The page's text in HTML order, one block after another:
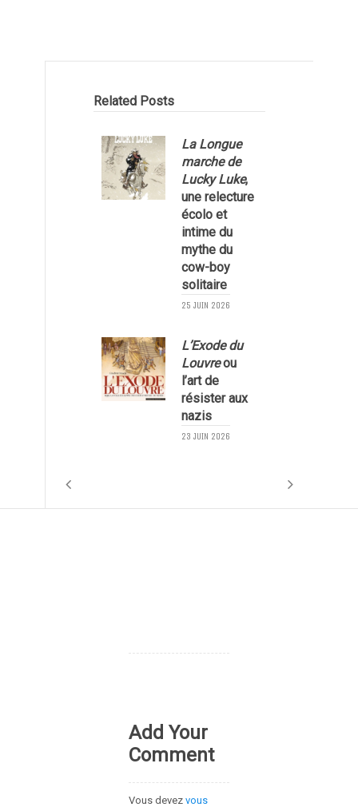
Related Posts
La Longue
marche de
Lucky Luke,
une relecture
écolo et
intime du
mythe du
cow-boy
solitaire
25 JUIN 2026
L’Exode du
Louvreou
l’art de
résister aux
nazis
23 JUIN 2026
Add Your
Comment
Vous devez vous